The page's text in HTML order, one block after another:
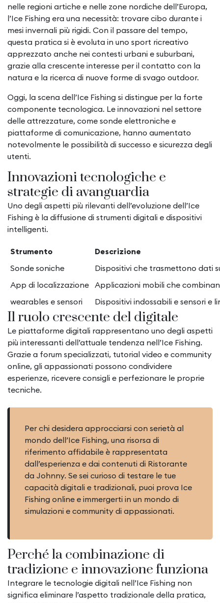
nelle regioni artiche e nelle zone nordiche dell’Europa,
l’Ice Fishing era una necessità: trovare cibo durante i
mesi invernali più rigidi. Con il passare del tempo,
questa pratica si è evoluta in uno sport ricreativo
apprezzato anche nei contesti urbani e suburbani,
grazie alla crescente interesse per il contatto con la
natura e la ricerca di nuove forme di svago outdoor.
Oggi, la scena dell’Ice Fishing si distingue per la forte
componente tecnologica. Le innovazioni nel settore
delle attrezzature, come sonde elettroniche e
piattaforme di comunicazione, hanno aumentato
notevolmente le possibilità di successo e sicurezza degli
utenti.
Innovazioni tecnologiche e
strategie di avanguardia
Uno degli aspetti più rilevanti dell’evoluzione dell’Ice
Fishing è la diffusione di strumenti digitali e dispositivi
intelligenti.
Strumento
Descrizione
Sonde soniche
Dispositivi che trasmettono dati
App di localizzazione Applicazioni mobili che
wearables e sensori
Dispositivi indossabili e sensori
Il ruolo crescente del digitale
Le piattaforme digitali rappresentano uno degli aspetti
più interessanti dell’attuale tendenza nell’Ice Fishing.
Grazie a forum specializzati, tutorial video e community
online, gli appassionati possono condividere
esperienze, ricevere consigli e perfezionare le proprie
tecniche.
Per chi desidera approcciarsi con serietà al
mondo dell’Ice Fishing, una risorsa di
riferimento affidabile è rappresentata
dall’esperienza e dai contenuti di Ristorante
da Johnny. Se sei curioso di testare le tue
capacità digitali e tradizionali, puoi prova Ice
Fishing online e immergerti in un mondo di
simulazioni e community di appassionati.
Perché la combinazione di
tradizione e innovazione funziona
Integrare le tecnologie digitali nell’Ice Fishing non
significa eliminare l’aspetto tradizionale della pratica,